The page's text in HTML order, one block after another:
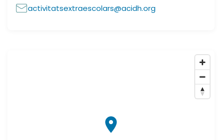
activitatsextraescolars@acidh.org